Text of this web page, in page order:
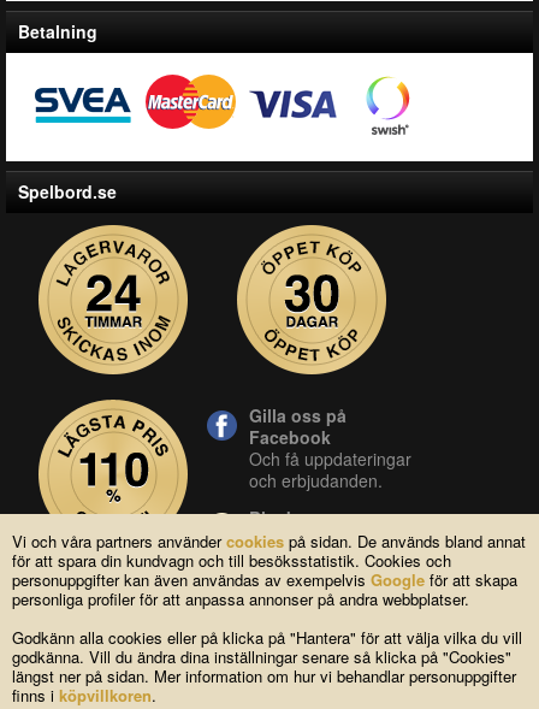
Vi och våra partners användercookies på sidan. De används bland annat
för att spara din kundvagn och till besöksstatistik. Cookies och
personuppgifter kan även användas av exempelvis Google för att skapa
personliga profiler för att anpassa annonser på andra webbplatser.
Godkänn alla cookies eller på klicka på "Hantera" för att välja vilka du vill
godkänna. Vill du ändra dina inställningar senare så klicka på "Cookies"
längst ner på sidan. Mer information om hur vi behandlar personuppgifter
finns i köpvillkoren.
Betalning
Spelbord.se
Gilla oss på
Facebook
Och få uppdateringar
och erbjudanden.
Blocket
Vår butik på blocket.
YouTube
Se våra produkter live
Copyright © 2004-2026 Lagsidan AB